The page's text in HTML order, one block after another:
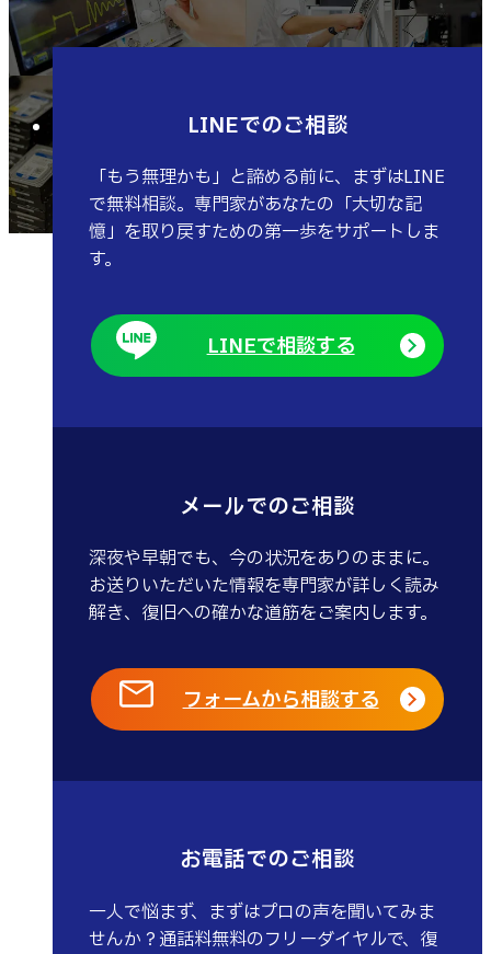
LINEでのご相談
「もう無理かも」と諦める前に、まずはLINE
で無料相談。専門家があなたの「大切な記
憶」を取り戻すための第一歩をサポートしま
す。
LINEで相談する
メールでのご相談
深夜や早朝でも、今の状況をありのままに。
お送りいただいた情報を専門家が詳しく読み
解き、復旧への確かな道筋をご案内します。
フォームから相談する
お電話でのご相談
一人で悩まず、まずはプロの声を聞いてみま
せんか？通話料無料のフリーダイヤルで、復